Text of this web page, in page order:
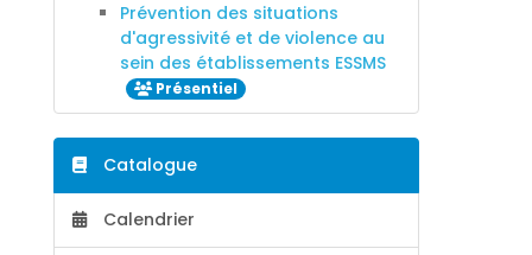
Prévention des situations
d'agressivité et de violence au
sein des établissements ESSMS
Présentiel
Catalogue
Calendrier